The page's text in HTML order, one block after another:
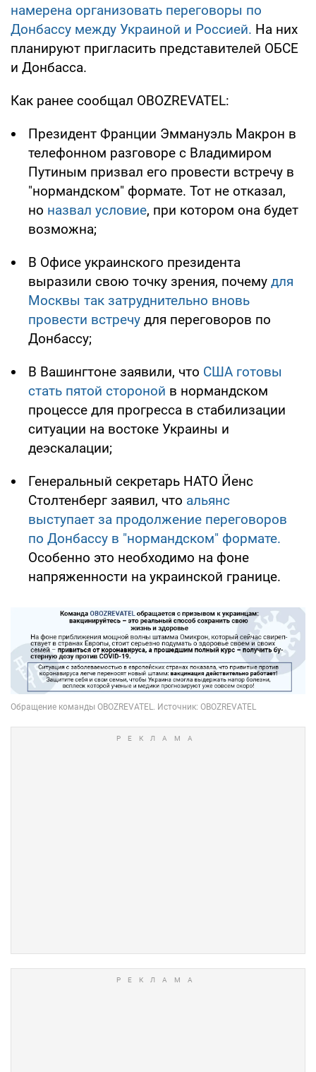
намерена организовать переговоры по
Донбассу между Украиной и Россией. На них
планируют пригласить представителей ОБСЕ
и Донбасса.
Как ранее сообщал OBOZREVATEL:
Президент Франции Эммануэль Макрон в
телефонном разговоре с Владимиром
Путиным призвал его провести встречу в
"нормандском" формате. Тот не отказал,
но назвал условие, при котором она будет
возможна;
В Офисе украинского президента
выразили свою точку зрения, почему для
Москвы так затруднительно вновь
провести встречу для переговоров по
Донбассу;
В Вашингтоне заявили, что США готовы
стать пятой стороной в нормандском
процессе для прогресса в стабилизации
ситуации на востоке Украины и
деэскалации;
Генеральный секретарь НАТО Йенс
Столтенберг заявил, что альянс
выступает за продолжение переговоров
по Донбассу в "нормандском" формате.
Особенно это необходимо на фоне
напряженности на украинской границе.